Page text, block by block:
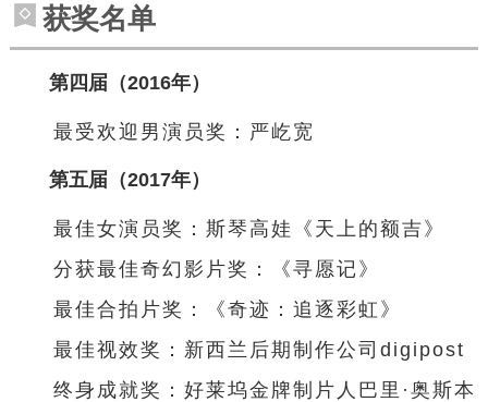
获奖名单
第四届（2016年）
最受欢迎男演员奖：严屹宽
第五届（2017年）
最佳女演员奖：斯琴高娃《天上的额吉》
分获最佳奇幻影片奖：《寻愿记》
最佳合拍片奖：《奇迹：追逐彩虹 》
最佳视效奖：新西兰后期制作公司digipost
终身成就奖 ：好莱坞金牌制片人巴里·奥斯本